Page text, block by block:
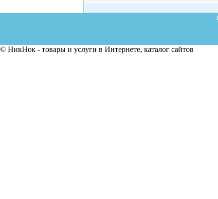
© НикНок - товары и услуги в Интернете, каталог сайтов